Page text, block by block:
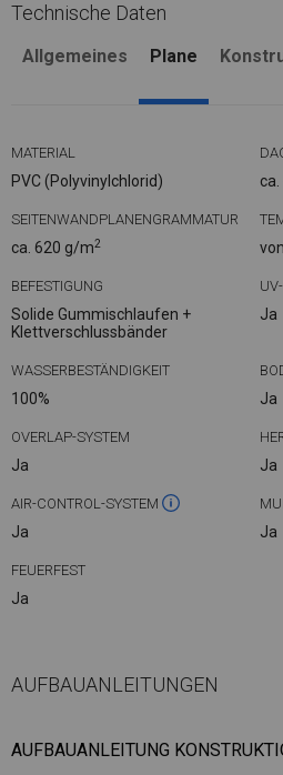
Technische Daten
Allgemeines Plane
MATERIAL
PVC (Polyvinylchlorid)
SEITENWANDPLANENGRAMMATUR
ca. 620 g/m2
BEFESTIGUNG
Solide Gummischlaufen +
Klettverschlussbänder
Ja
WASSERBESTÄNDIGKEIT
100% Ja
OVERLAP-SYSTEM
Ja Ja
AIR-CONTROL-SYSTEM
Ja Ja
FEUERFEST
Ja
AUFBAUANLEITUNGEN
AUFBAUANLEITUNG